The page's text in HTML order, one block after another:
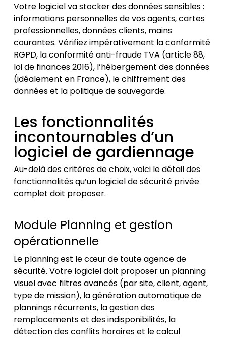
Votre logiciel va stocker des données sensibles :
informations personnelles de vos agents, cartes
professionnelles, données clients, mains
courantes. Vérifiez impérativement la conformité
RGPD, la conformité anti-fraude TVA (article 88,
loi de finances 2016), l’hébergement des données
(idéalement en France), le chiffrement des
données et la politique de sauvegarde.
Les fonctionnalités
incontournables d’un
logiciel de gardiennage
Au-delà des critères de choix, voici le détail des
fonctionnalités qu’un logiciel de sécurité privée
complet doit proposer.
Module Planning et gestion
opérationnelle
Le planning est le cœur de toute agence de
sécurité. Votre logiciel doit proposer un planning
visuel avec filtres avancés (par site, client, agent,
type de mission), la génération automatique de
plannings récurrents, la gestion des
remplacements et des indisponibilités, la
détection des conflits horaires et le calcul